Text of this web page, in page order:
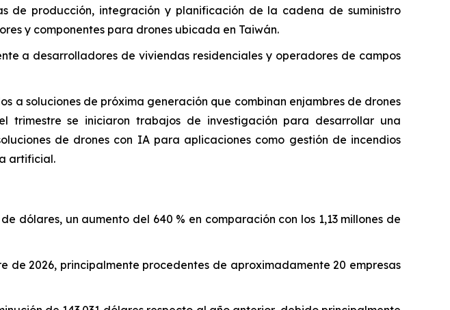
de producción, integración y planificación de la cadena de suministro
y componentes para drones ubicada en Taiwán.
a desarrolladores de viviendas residenciales y operadores de campos
a soluciones de próxima generación que combinan enjambres de drones
se iniciaron trabajos de investigación para desarrollar una
de drones con IA para aplicaciones como gestión de incendios
artificial.
dólares, un aumento del 640 % en comparación con los 1,13 millones de
de 2026, principalmente procedentes de aproximadamente 20 empresas